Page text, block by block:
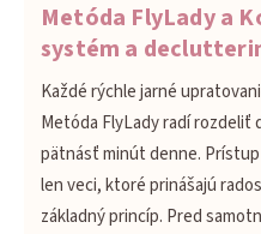
Metóda FlyLady a
systém a
Každé rýchle jarné
Metóda FlyLady radí rozdeliť
pätnásť minút denne.
len veci, ktoré prinášajú
základný princíp. Pred